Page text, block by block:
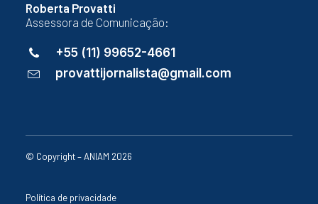
Roberta Provatti
Assessora de Comunicação:
+55 (11) 99652-4661
provattijornalista@gmail.com
© Copyright – ANIAM 2026
Política de privacidade